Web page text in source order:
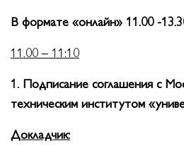
В формате «онлайн» 11.00 -
11.00 – 11:10
1. Подписание соглашения с
техническим институтом
Докладчик: